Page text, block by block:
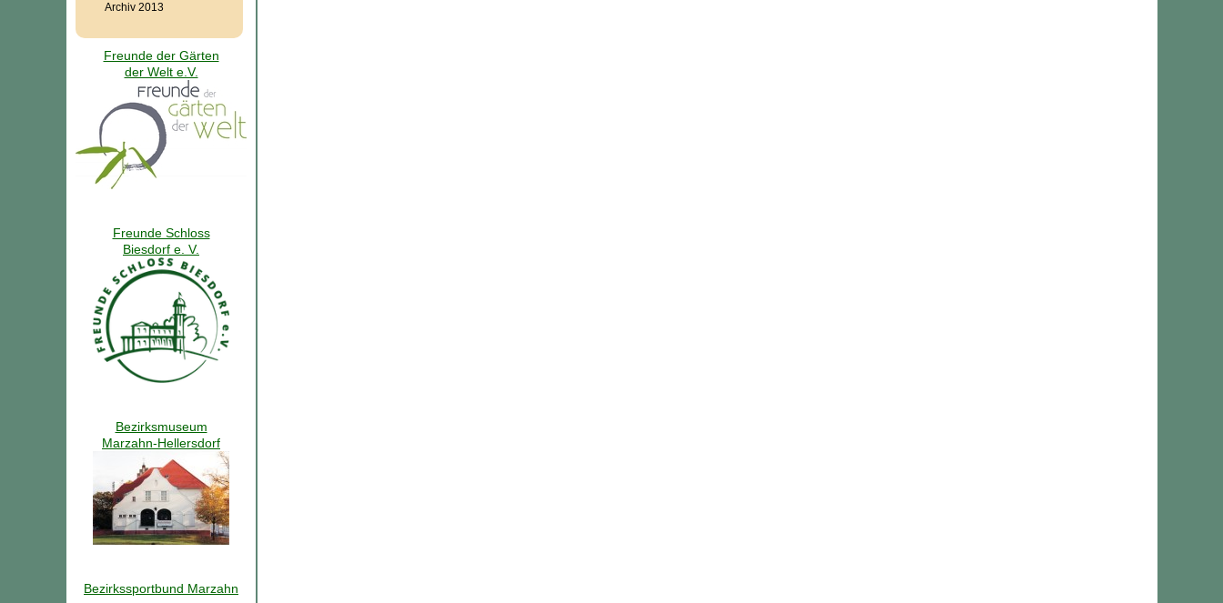
Archiv 2013
Freunde der Gärten
der Welt e.V.
Freunde Schloss
Biesdorf e. V.
Bezirksmuseum
Marzahn-Hellersdorf
Bezirkssportbund Marzahn